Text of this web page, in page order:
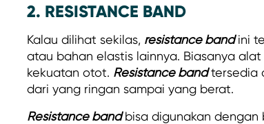
2. RESISTANCE BAND
Kalau dilihat sekilas, resistance bandini
atau bahan elastis lainnya. Biasanya
kekuatan otot. Resistance bandtersedia
dari yang ringan sampai yang berat.
Resistance bandbisa digunakan dengan